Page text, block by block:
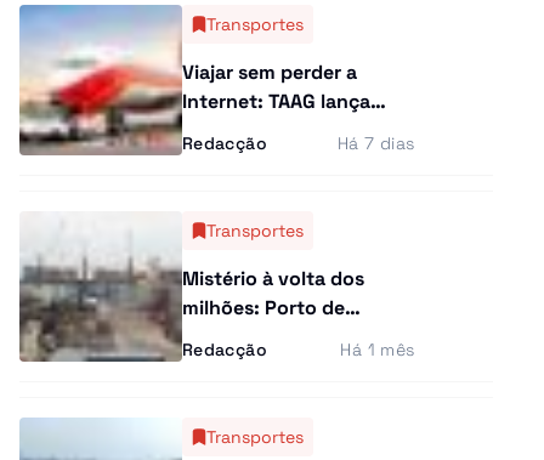
Transportes
Viajar sem perder a
Internet: TAAG lança
serviço que mantém
passageiros ligados em
Redacção Há 7 dias
Transportes
Mistério à volta dos
milhões: Porto de
Luanda cresce, mas
Governo esconde custo
Redacção Há 1 mês
Transportes